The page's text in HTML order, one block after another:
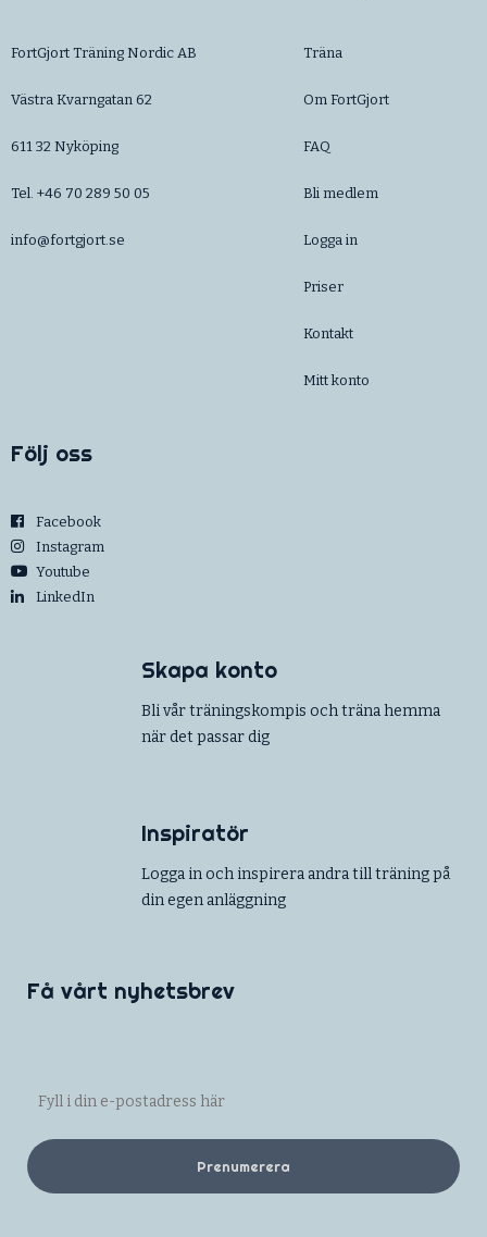
FortGjort Träning Nordic AB
Västra Kvarngatan 62
611 32 Nyköping
Tel. +46 70 289 50 05
info@fortgjort.se
Träna
Om FortGjort
FAQ
Bli medlem
Logga in
Priser
Kontakt
Mitt konto
Följ oss
Facebook
Instagram
Youtube
LinkedIn
Skapa konto
Bli vår träningskompis och träna hemma
när det passar dig
Inspiratör
Logga in och inspirera andra till träning på
din egen anläggning
Få vårt nyhetsbrev
Prenumerera